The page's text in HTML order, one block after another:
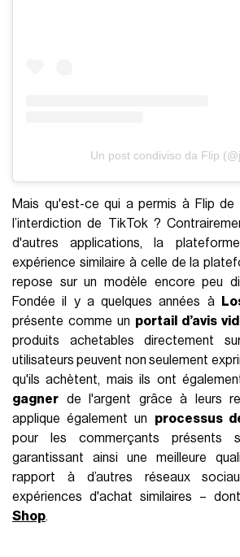
Un post condiviso da Flip
Mais qu'est-ce qui a permis à Flip de
l’interdiction de TikTok ?
d'autres applications, la
expérience similaire à celle de la
repose sur un modèle encore peu
Fondée il y a quelques années à
présente comme un portail d’avis
produits achetables directement
utilisateurs peuvent non seulement
qu'ils achètent, mais ils ont
gagner de l'argent grâce à leurs
applique également un processus
pour les commerçants présents
garantissant ainsi une meilleure
rapport à d’autres réseaux
expériences d'achat similaires –
Shop.